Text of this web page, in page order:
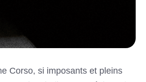
Corso, si imposants et pleins